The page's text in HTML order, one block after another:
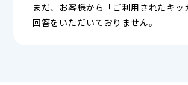
まだ、お客様から「ご利用されたキッ
回答をいただいておりません。